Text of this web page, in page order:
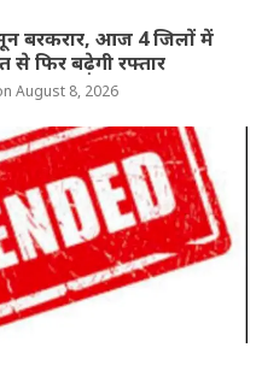
बरकरार, आज 4 जिलों में
से फिर बढ़ेगी रफ्तार
August 8, 2026